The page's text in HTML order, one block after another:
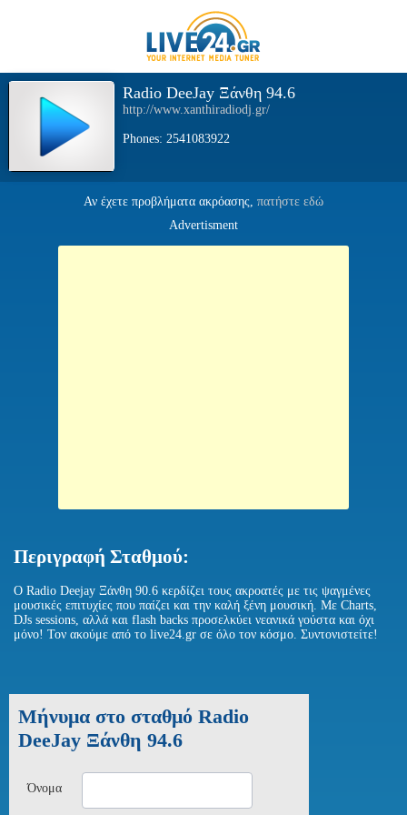
Radio DeeJay Ξάνθη 94.6
http://www.xanthiradiodj.gr/
Phones: 2541083922
Αν έχετε προβλήματα ακρόασης, πατήστε εδώ
Advertisment
Περιγραφή Σταθμού:
O Radio Deejay Ξάνθη 90.6 κερδίζει τους ακροατές με τις ψαγμένες
μουσικές επιτυχίες που παίζει και την καλή ξένη μουσική. Με Charts,
DJs sessions, αλλά και flash backs προσελκύει νεανικά γούστα και όχι
μόνο! Τον ακούμε από το live24.gr σε όλο τον κόσμο. Συντονιστείτε!
Μήνυμα στο σταθμό Radio
DeeJay Ξάνθη 94.6
Όνομα